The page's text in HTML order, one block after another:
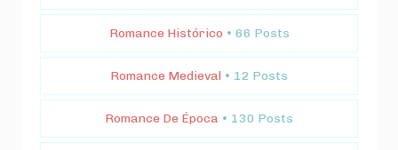
Romance Histórico • 66 Posts
Romance Medieval • 12 Posts
Romance De Época • 130 Posts